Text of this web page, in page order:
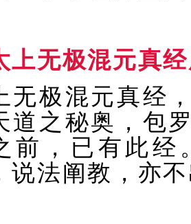
上无极混元真
无极混元真经
道之秘奥，包
前，已有此经
说法阐教，亦